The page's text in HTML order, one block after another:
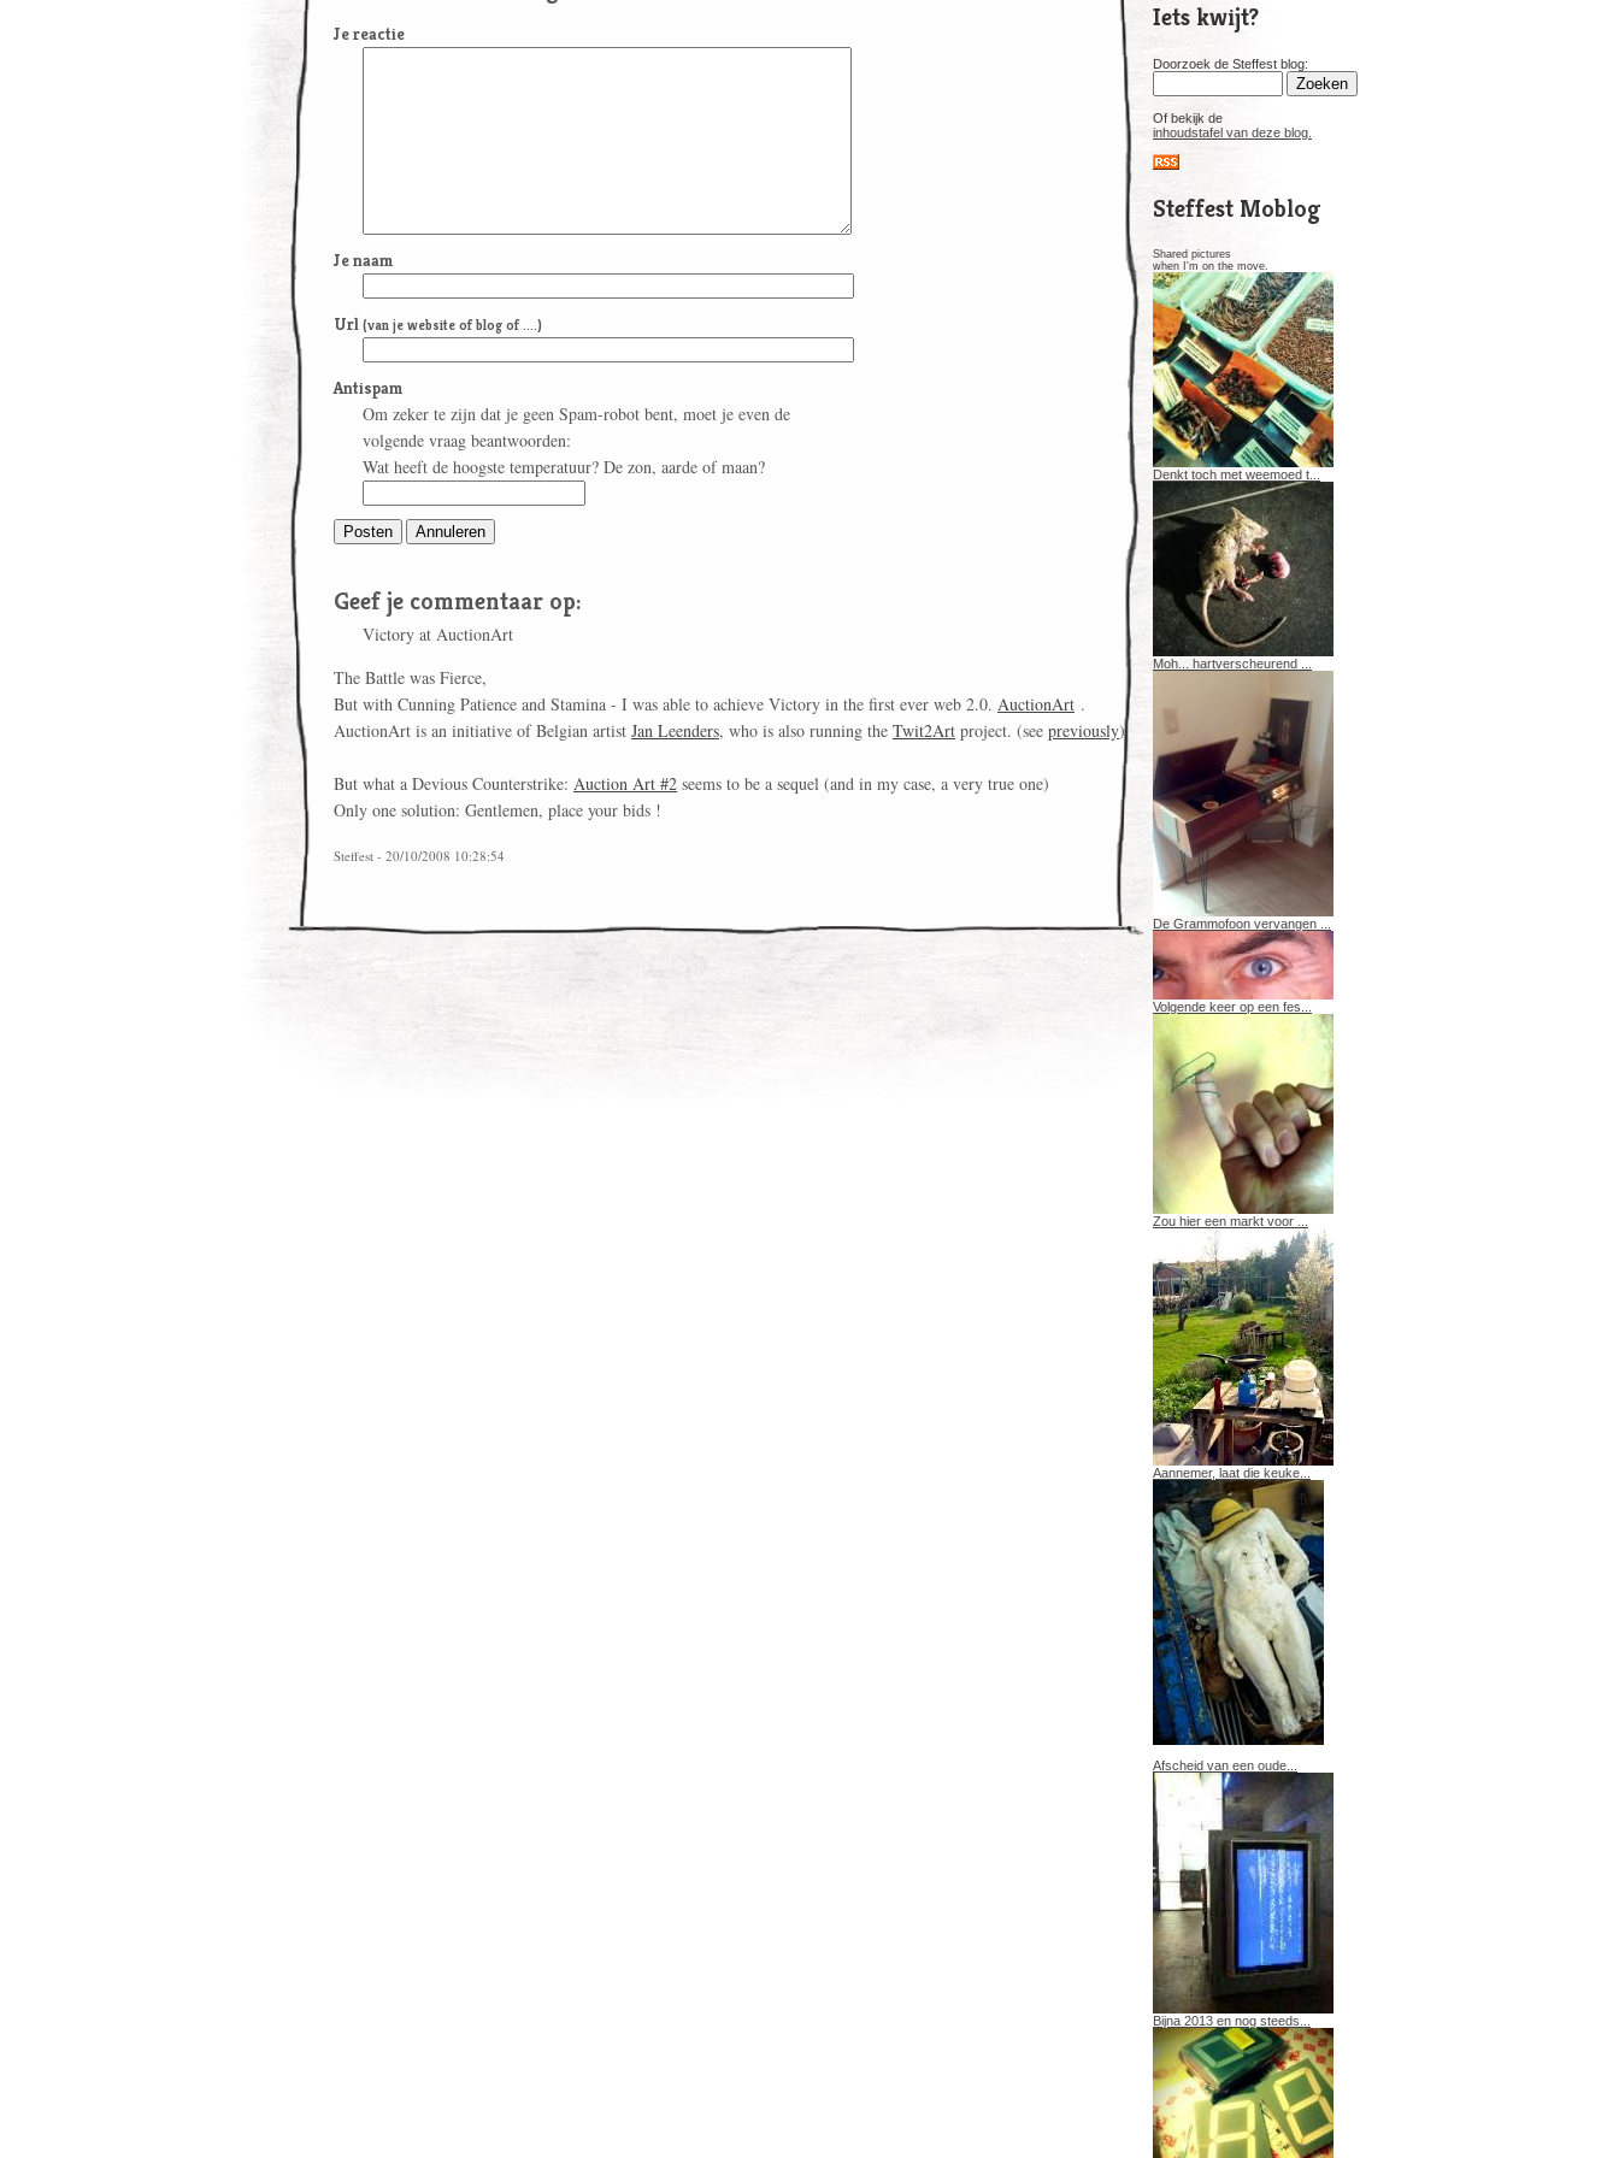
Je reactie
Je naam
Url (van je website of blog of ....)
Antispam
Om zeker te zijn dat je geen Spam-robot bent, moet je even de
volgende vraag beantwoorden:
Wat heeft de hoogste temperatuur? De zon, aarde of maan?
Geef je commentaar op:
Victory at AuctionArt
The Battle was Fierce,
But with Cunning Patience and Stamina - I was able to achieve Victory in the first ever web 2.0. AuctionArt .
AuctionArt is an initiative of Belgian artist Jan Leenders, who is also running the Twit2Art project. (see previously)
But what a Devious Counterstrike: Auction Art #2 seems to be a sequel (and in my case, a very true one)
Only one solution: Gentlemen, place your bids !
Steffest - 20/10/2008 10:28:54
Iets kwijt?
Doorzoek de Steffest blog:
Of bekijk de
inhoudstafel van deze blog.
Steffest Moblog
Shared pictures
when I'm on the move.
Denkt toch met weemoed t...
Moh... hartverscheurend ...
De Grammofoon vervangen ...
Volgende keer op een fes...
Zou hier een markt voor ...
Aannemer, laat die keuke...
Afscheid van een oude...
Bijna 2013 en nog steeds...